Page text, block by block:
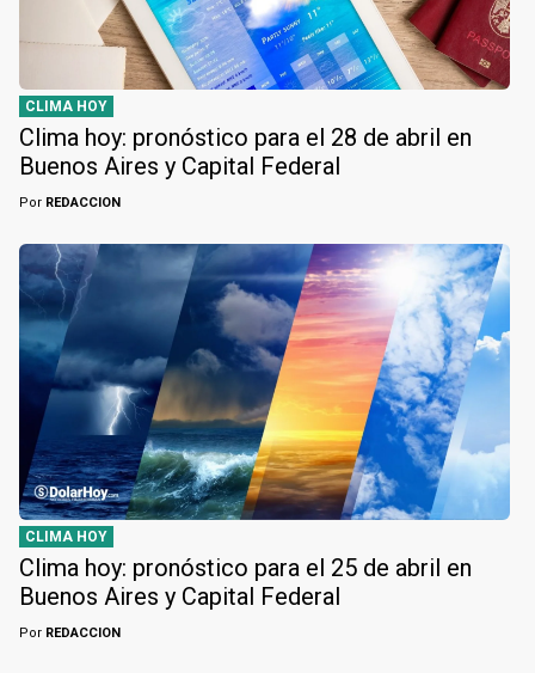
CLIMA HOY
Clima hoy: pronóstico para el 28 de abril en
Buenos Aires y Capital Federal
Por REDACCION
CLIMA HOY
Clima hoy: pronóstico para el 25 de abril en
Buenos Aires y Capital Federal
Por REDACCION